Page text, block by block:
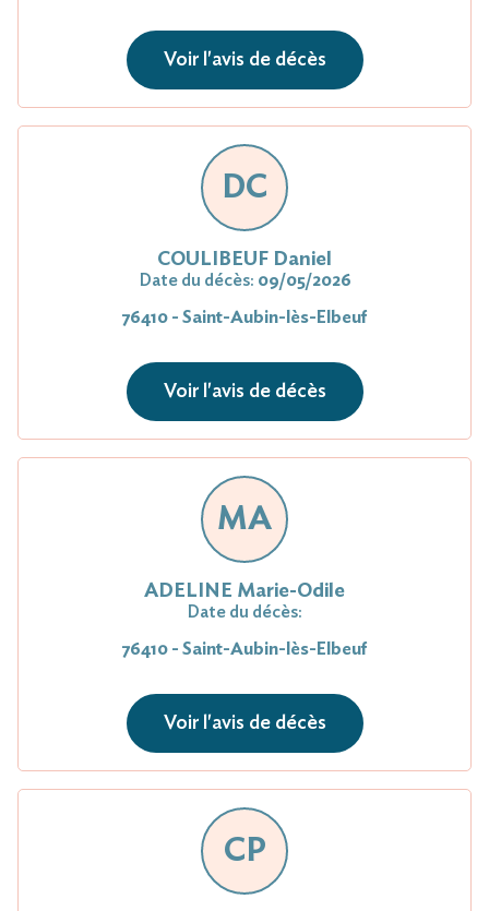
Voir l'avis de décès
DC
COULIBEUF Daniel
Date du décès: 09/05/2026
76410 - Saint-Aubin-lès-Elbeuf
Voir l'avis de décès
MA
ADELINE Marie-Odile
Date du décès:
76410 - Saint-Aubin-lès-Elbeuf
Voir l'avis de décès
CP